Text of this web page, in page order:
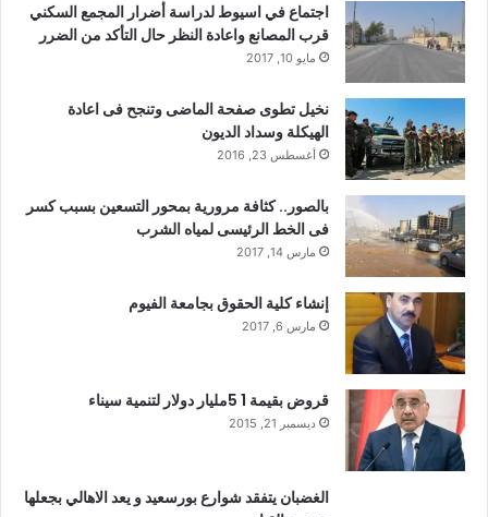
اجتماع في اسيوط لدراسة أضرار المجمع السكني
قرب المصانع واعادة النظر حال التأكد من الضرر
مايو 10, 2017
نخيل تطوى صفحة الماضى وتنجح فى اعادة
الهيكلة وسداد الديون
أغسطس 23, 2016
بالصور.. كثافة مرورية بمحور التسعين بسبب كسر
فى الخط الرئيسى لمياه الشرب
مارس 14, 2017
إنشاء كلية الحقوق بجامعة الفيوم
مارس 6, 2017
قروض بقيمة 1 5مليار دولار لتنمية سيناء
ديسمبر 21, 2015
الغضبان يتفقد شوارع بورسعيد و يعد الاهالي بجعلها